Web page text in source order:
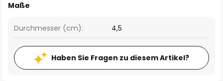
Maße
Durchmesser (cm): 4,5
Haben Sie Fragen zu diesem Artikel?